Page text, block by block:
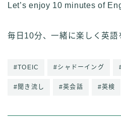
Let’s enjoy 10 minutes of
毎日10分、一緒に楽しく英語
#TOEIC #シャドーイング
#聞き流し #英会話 #英検